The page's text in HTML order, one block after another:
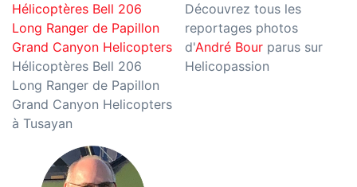
Hélicoptères Bell 206
Long Ranger de Papillon
Grand Canyon Helicopters
Hélicoptères Bell 206
Long Ranger de Papillon
Grand Canyon Helicopters
à Tusayan
Découvrez tous les
reportages photos
d'André Bourparus sur
Helicopassion